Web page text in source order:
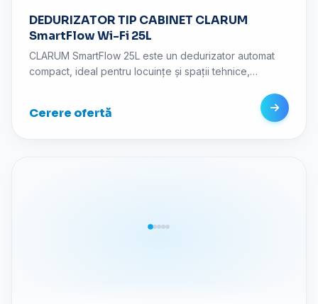
DEDURIZATOR TIP CABINET CLARUM
SmartFlow Wi-Fi 25L
CLARUM SmartFlow 25L este un dedurizator automat
compact, ideal pentru locuințe și spații tehnice,
Protejează centrala, boilerul, instalațiile sanitare și
electrocasnicele, oferind apă mai bună pentru întreaga
Cerere ofertă